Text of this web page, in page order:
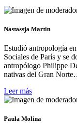
Nastassja Martin
Estudió antropología
Sociales de París y se
antropólogo Philippe
nativas del Gran
Leer más
Paula Molina